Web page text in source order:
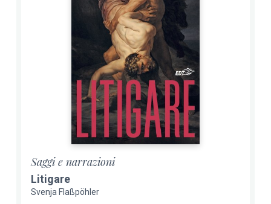
Saggi e narrazioni
Litigare
Svenja Flaßpöhler